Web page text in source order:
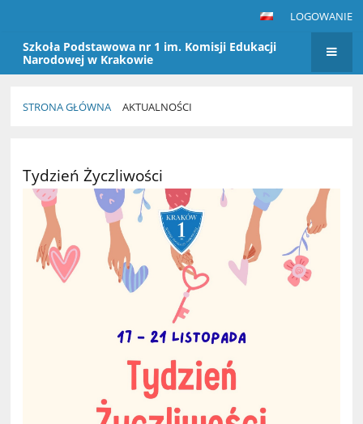
LOGOWANIE
Szkoła Podstawowa nr 1 im. Komisji Edukacji
Narodowej w Krakowie
STRONA GŁÓWNA AKTUALNOŚCI
Tydzień Życzliwości